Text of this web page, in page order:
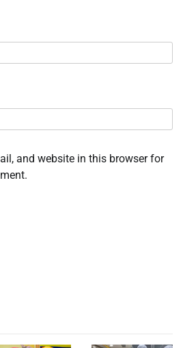
and website in this browser for